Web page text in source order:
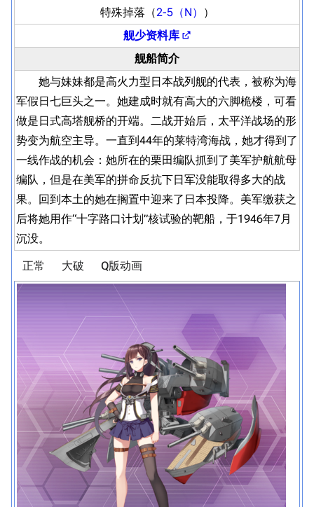
特殊掉落（2-5（N）
）
舰少资料库
舰船简介
她与妹妹都是高火力型日本战列舰的代表，被称为海
军假日七巨头之一。她建成时就有高大的六脚桅楼，可看
做是日式高塔舰桥的开端。二战开始后，太平洋战场的形
势变为航空主导。一直到44年的莱特湾海战，她才得到了
一线作战的机会：她所在的栗田编队抓到了美军护航航母
编队，但是在美军的拼命反抗下日军没能取得多大的战
果。回到本土的她在搁置中迎来了日本投降。美军缴获之
后将她用作“十字路口计划”核试验的靶船，于1946年7月
沉没。
正常 大破 Q版动画